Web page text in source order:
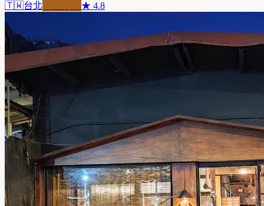
🇹🇼台北 ★ 4.8